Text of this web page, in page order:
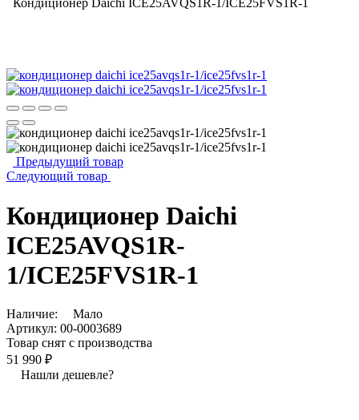
Кондиционер Daichi ICE25AVQS1R-1/ICE25FVS1R-1
Предыдущий товар
Следующий товар
Кондиционер Daichi
ICE25AVQS1R-
1/ICE25FVS1R-1
Наличие:
Мало
Артикул: 00-0003689
Товар снят с производства
51 990 ₽
Нашли дешевле?